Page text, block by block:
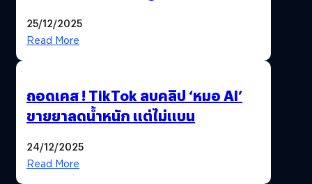
25/12/2025
Read More
ถอดเคส ! TikTok ลบคลิป ‘หมอ AI’
ขายยาลดน้ำหนัก แต่ไม่แบน
24/12/2025
Read More